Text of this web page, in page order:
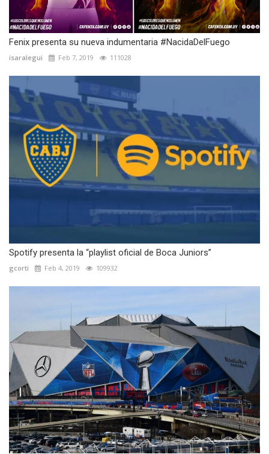
Fenix presenta su nueva indumentaria #NacidaDelFuego
isaralegui Feb 7, 2019 111028
Spotify presenta la “playlist oficial de Boca Juniors”
gcorti Feb 4, 2019 109932